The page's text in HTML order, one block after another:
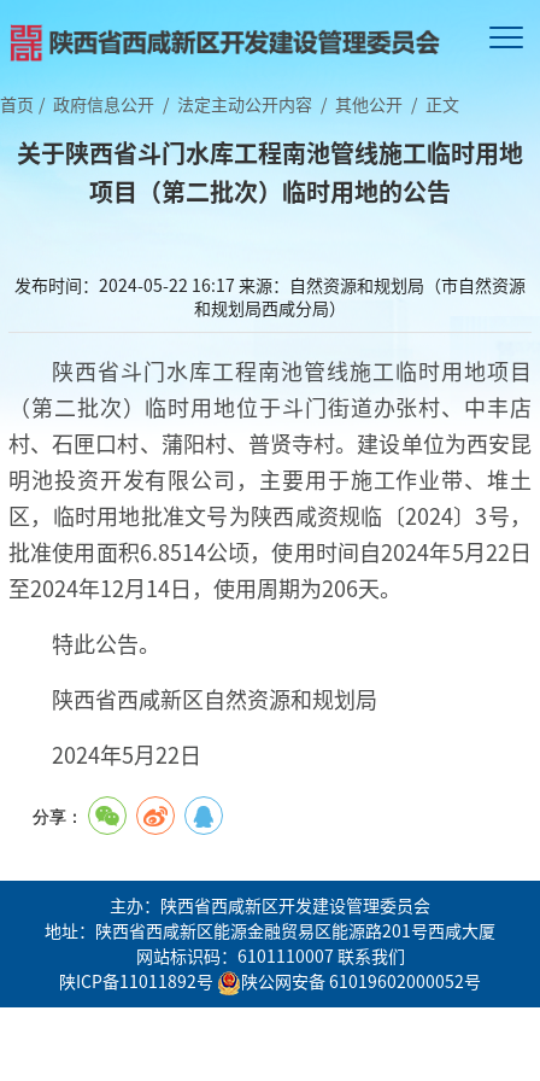
首页 / 政府信息公开 / 法定主动公开内容 / 其他公开 / 正文
关于陕西省斗门水库工程南池管线施工临时用地
项目（第二批次）临时用地的公告
发布时间：2024-05-22 16:17 来源：自然资源和规划局（市自然资源
和规划局西咸分局）
陕西省斗门水库工程南池管线施工临时用地项目
（第二批次）临时用地位于斗门街道办张村、中丰店
村、石匣口村、蒲阳村、普贤寺村。建设单位为西安昆
明池投资开发有限公司，主要用于施工作业带、堆土
区，临时用地批准文号为陕西咸资规临〔2024〕3号，
批准使用面积6.8514公顷，使用时间自2024年5月22日
至2024年12月14日，使用周期为206天。
特此公告。
陕西省西咸新区自然资源和规划局
2024年5月22日
分享：
主办：陕西省西咸新区开发建设管理委员会
地址：陕西省西咸新区能源金融贸易区能源路201号西咸大厦
网站标识码：6101110007 联系我们
陕ICP备11011892号
陕公网安备 61019602000052号